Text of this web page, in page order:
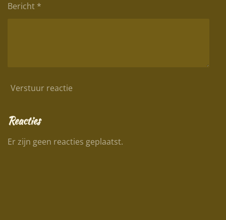
Bericht *
Verstuur reactie
Reacties
Er zijn geen reacties geplaatst.